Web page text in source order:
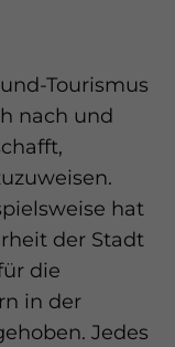
Tourismus
nach und
hat
der Stadt
die
in der
Jedes